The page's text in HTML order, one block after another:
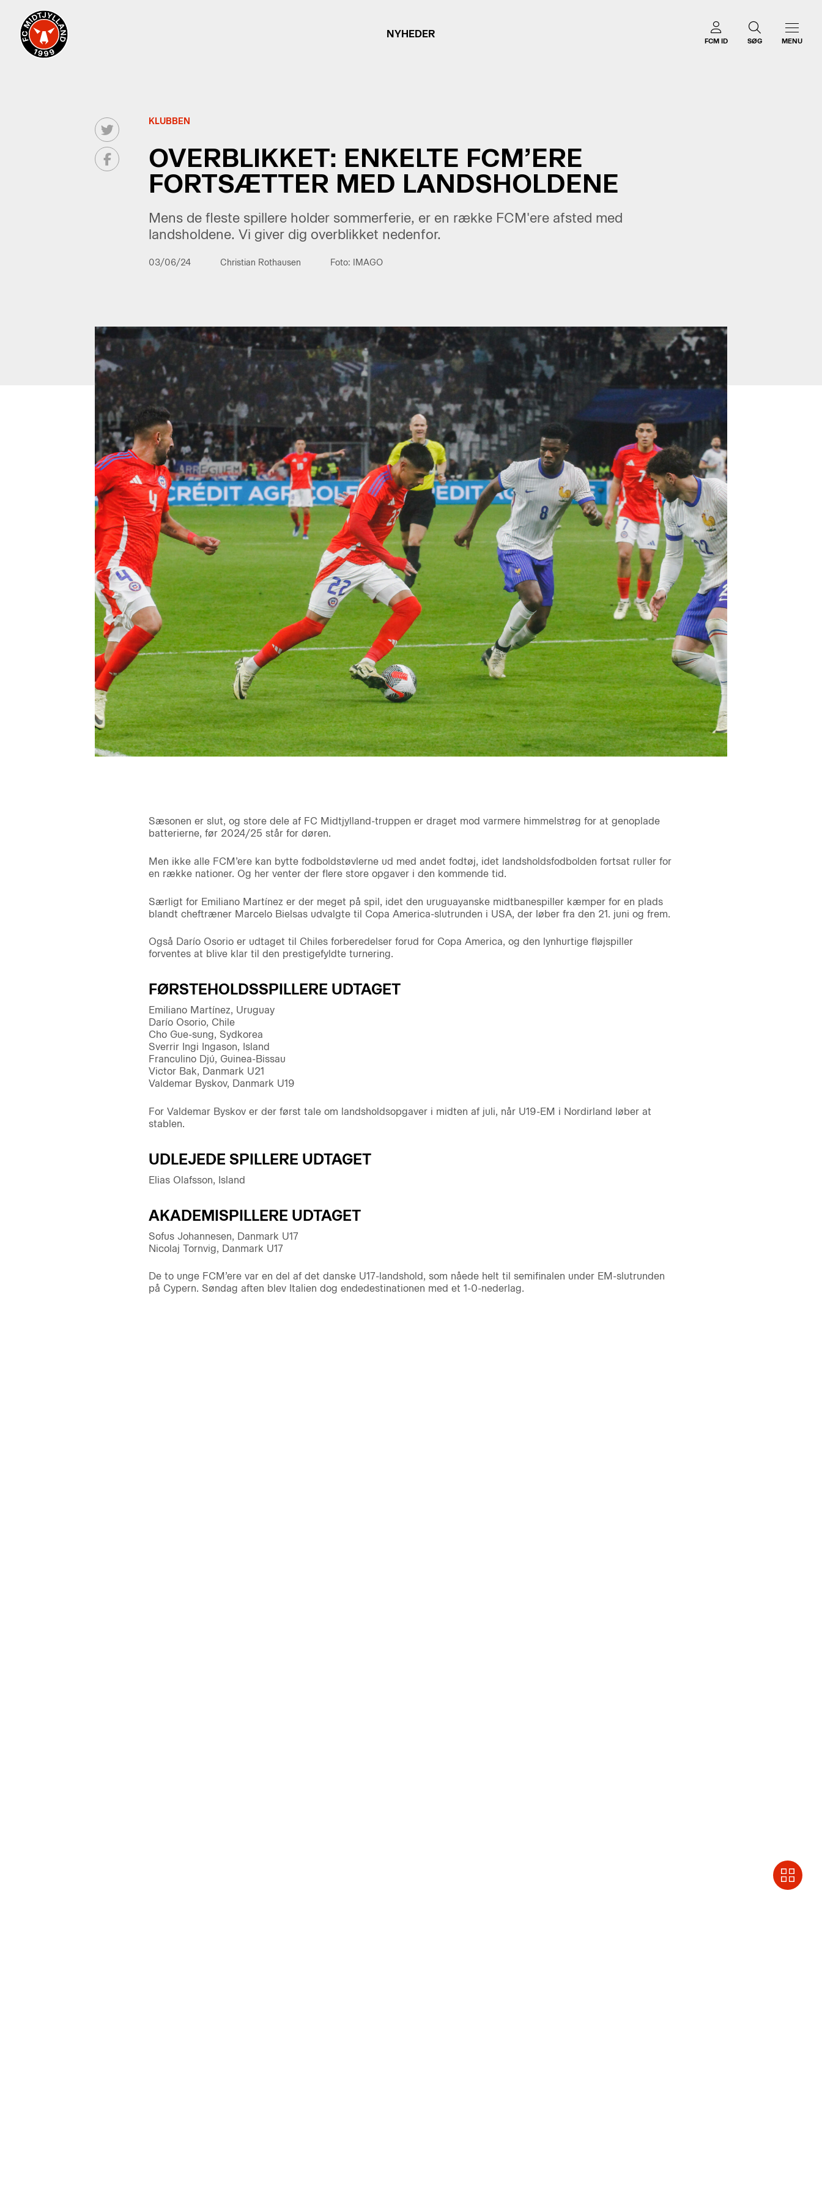
NYHEDER
FCM ID SØG MENU
KLUBBEN
OVERBLIKKET: ENKELTE FCM’ERE
FORTSÆTTER MED LANDSHOLDENE
Mens de fleste spillere holder sommerferie, er en række FCM'ere afsted med
landsholdene. Vi giver dig overblikket nedenfor.
03/06/24 Christian Rothausen Foto: IMAGO
Sæsonen er slut, og store dele af FC Midtjylland-truppen er draget mod varmere himmelstrøg for at genoplade
batterierne, før 2024/25 står for døren.
Men ikke alle FCM’ere kan bytte fodboldstøvlerne ud med andet fodtøj, idet landsholdsfodbolden fortsat ruller for
en række nationer. Og her venter der flere store opgaver i den kommende tid.
Særligt for Emiliano Martínez er der meget på spil, idet den uruguayanske midtbanespiller kæmper for en plads
blandt cheftræner Marcelo Bielsas udvalgte til Copa America-slutrunden i USA, der løber fra den 21. juni og frem.
Også Darío Osorio er udtaget til Chiles forberedelser forud for Copa America, og den lynhurtige fløjspiller
forventes at blive klar til den prestigefyldte turnering.
FØRSTEHOLDSSPILLERE UDTAGET
Emiliano Martínez, Uruguay
Darío Osorio, Chile
Cho Gue-sung, Sydkorea
Sverrir Ingi Ingason, Island
Franculino Djú, Guinea-Bissau
Victor Bak, Danmark U21
Valdemar Byskov, Danmark U19
For Valdemar Byskov er der først tale om landsholdsopgaver i midten af juli, når U19-EM i Nordirland løber at
stablen.
UDLEJEDE SPILLERE UDTAGET
Elias Olafsson, Island
AKADEMISPILLERE UDTAGET
Sofus Johannesen, Danmark U17
Nicolaj Tornvig, Danmark U17
De to unge FCM’ere var en del af det danske U17-landshold, som nåede helt til semifinalen under EM-slutrunden
på Cypern. Søndag aften blev Italien dog endedestinationen med et 1-0-nederlag.